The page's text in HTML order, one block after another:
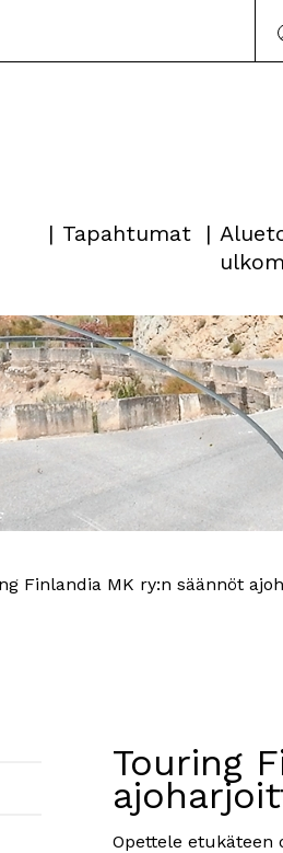
Tapahtumat
Finlandia MK ry:n säännöt
Touring
Opettele etukäteen